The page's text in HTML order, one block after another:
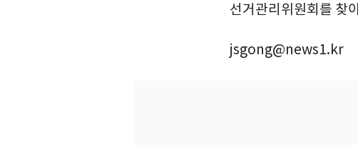
선거관리위원회를 찾
jsgong@news1.kr